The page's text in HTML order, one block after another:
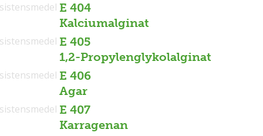
E 404
Kalciumalginat
E 405
1,2-Propylenglykolalginat
E 406
Agar
E 407
Karragenan